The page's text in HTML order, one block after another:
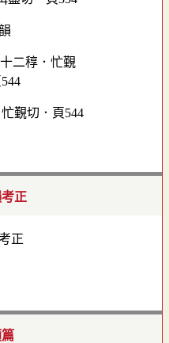
覲切．頁544
正